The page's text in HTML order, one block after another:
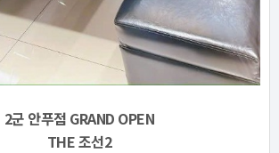
2군 안푸점 GRAND OPEN
THE 조선2